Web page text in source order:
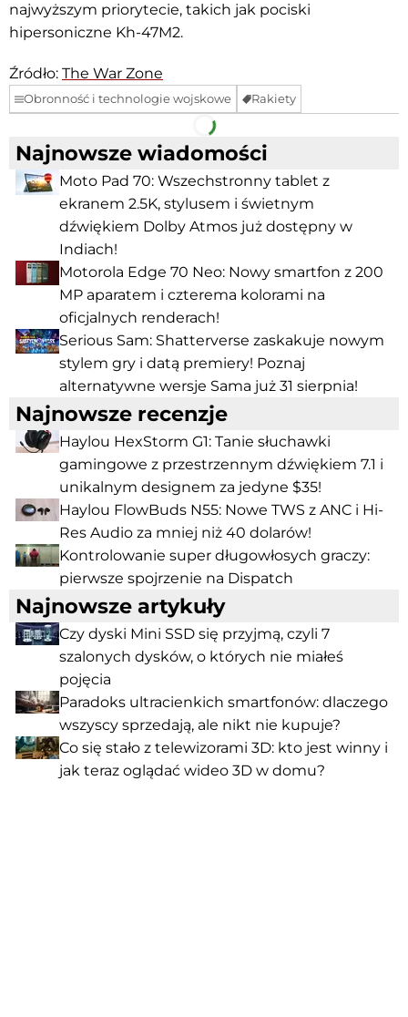
najwyższym priorytecie, takich jak pociski
hipersoniczne Kh-47M2.
Źródło: The War Zone
Obronność i technologie wojskowe Rakiety
Facebook Telegram
Najnowsze wiadomości
Moto Pad 70: Wszechstronny tablet z
ekranem 2.5K, stylusem i świetnym
dźwiękiem Dolby Atmos już dostępny w
Indiach!
Motorola Edge 70 Neo: Nowy smartfon z 200
MP aparatem i czterema kolorami na
oficjalnych renderach!
Serious Sam: Shatterverse zaskakuje nowym
stylem gry i datą premiery! Poznaj
alternatywne wersje Sama już 31 sierpnia!
Najnowsze recenzje
Haylou HexStorm G1: Tanie słuchawki
gamingowe z przestrzennym dźwiękiem 7.1 i
unikalnym designem za jedyne $35!
Haylou FlowBuds N55: Nowe TWS z ANC i Hi-
Res Audio za mniej niż 40 dolarów!
Kontrolowanie super długowłosych graczy:
pierwsze spojrzenie na Dispatch
Najnowsze artykuły
Czy dyski Mini SSD się przyjmą, czyli 7
szalonych dysków, o których nie miałeś
pojęcia
Paradoks ultracienkich smartfonów: dlaczego
wszyscy sprzedają, ale nikt nie kupuje?
Co się stało z telewizorami 3D: kto jest winny i
jak teraz oglądać wideo 3D w domu?